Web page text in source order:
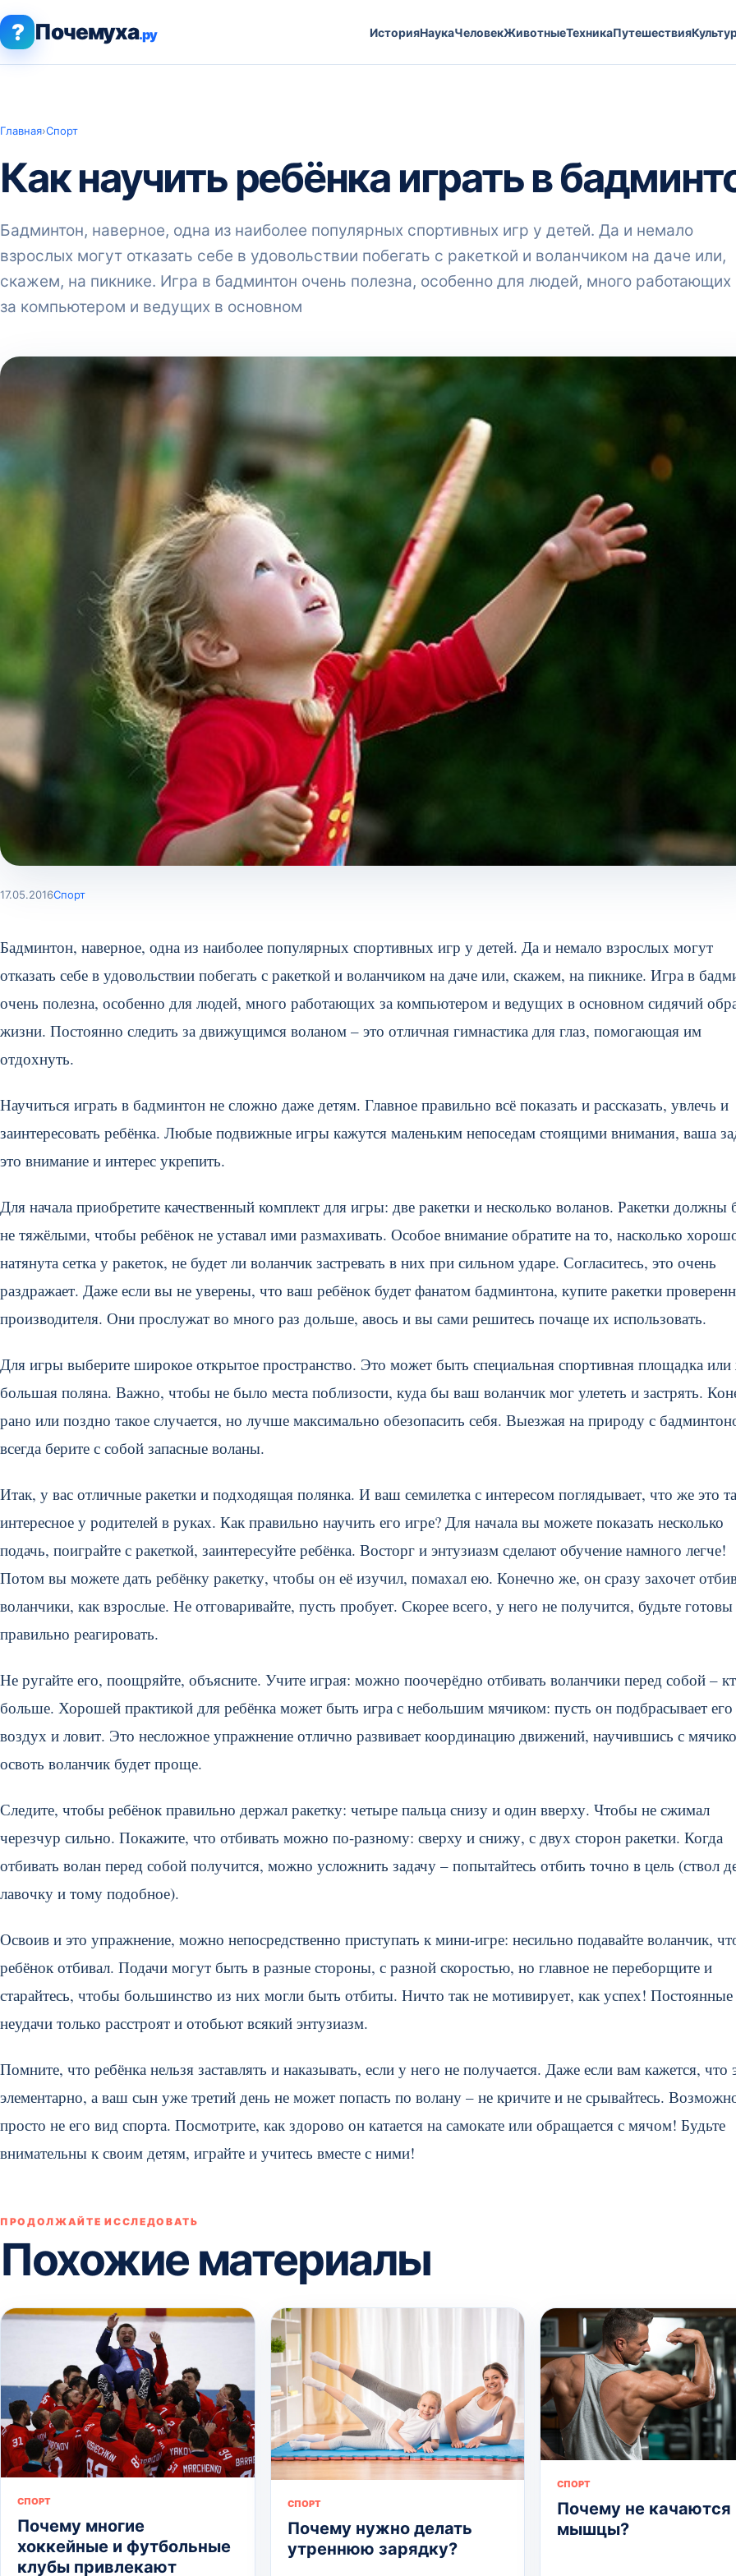
? Почемуха.ру ИсторияНаукаЧеловекЖивотныеТехникаПутешествия
Главная›Спорт
Как научить ребёнка играть в
Бадминтон, наверное, одна из наиболее популярных спортивных игр у детей. Да и немало
взрослых могут отказать себе в удовольствии побегать с ракеткой и воланчиком на даче или,
скажем, на пикнике. Игра в бадминтон очень полезна, особенно для людей, много работающих
за компьютером и ведущих в основном
17.05.2016Спорт
Бадминтон, наверное, одна из наиболее популярных спортивных игр у детей. Да и немало взрослых могут
отказать себе в удовольствии побегать с ракеткой и воланчиком на даче или, скажем, на пикнике. Игра в
очень полезна, особенно для людей, много работающих за компьютером и ведущих в основном сидячий
жизни. Постоянно следить за движущимся воланом – это отличная гимнастика для глаз, помогающая им
отдохнуть.
Научиться играть в бадминтон не сложно даже детям. Главное правильно всё показать и рассказать, увлечь и
заинтересовать ребёнка. Любые подвижные игры кажутся маленьким непоседам стоящими внимания, ваша
это внимание и интерес укрепить.
Для начала приобретите качественный комплект для игры: две ракетки и несколько воланов. Ракетки должны
не тяжёлыми, чтобы ребёнок не уставал ими размахивать. Особое внимание обратите на то, насколько
натянута сетка у ракеток, не будет ли воланчик застревать в них при сильном ударе. Согласитесь, это очень
раздражает. Даже если вы не уверены, что ваш ребёнок будет фанатом бадминтона, купите ракетки
производителя. Они прослужат во много раз дольше, авось и вы сами решитесь почаще их использовать.
Для игры выберите широкое открытое пространство. Это может быть специальная спортивная площадка
большая поляна. Важно, чтобы не было места поблизости, куда бы ваш воланчик мог улететь и застрять.
рано или поздно такое случается, но лучше максимально обезопасить себя. Выезжая на природу с
всегда берите с собой запасные воланы.
Итак, у вас отличные ракетки и подходящая полянка. И ваш семилетка с интересом поглядывает, что же это
интересное у родителей в руках. Как правильно научить его игре? Для начала вы можете показать несколько
подачь, поиграйте с ракеткой, заинтересуйте ребёнка. Восторг и энтузиазм сделают обучение намного легче!
Потом вы можете дать ребёнку ракетку, чтобы он её изучил, помахал ею. Конечно же, он сразу захочет
воланчики, как взрослые. Не отговаривайте, пусть пробует. Скорее всего, у него не получится, будьте готовы
правильно реагировать.
Не ругайте его, поощряйте, объясните. Учите играя: можно поочерёдно отбивать воланчики перед собой –
больше. Хорошей практикой для ребёнка может быть игра с небольшим мячиком: пусть он подбрасывает его
воздух и ловит. Это несложное упражнение отлично развивает координацию движений, научившись с
освоть воланчик будет проще.
Следите, чтобы ребёнок правильно держал ракетку: четыре пальца снизу и один вверху. Чтобы не сжимал
черезчур сильно. Покажите, что отбивать можно по-разному: сверху и снижу, с двух сторон ракетки. Когда
отбивать волан перед собой получится, можно усложнить задачу – попытайтесь отбить точно в цель (ствол
лавочку и тому подобное).
Освоив и это упражнение, можно непосредственно приступать к мини-игре: несильно подавайте воланчик,
ребёнок отбивал. Подачи могут быть в разные стороны, с разной скоростью, но главное не переборщите и
старайтесь, чтобы большинство из них могли быть отбиты. Ничто так не мотивирует, как успех! Постоянные
неудачи только расстроят и отобьют всякий энтузиазм.
Помните, что ребёнка нельзя заставлять и наказывать, если у него не получается. Даже если вам кажется, что
элементарно, а ваш сын уже третий день не может попасть по волану – не кричите и не срывайтесь.
просто не его вид спорта. Посмотрите, как здорово он катается на самокате или обращается с мячом! Будьте
внимательны к своим детям, играйте и учитесь вместе с ними!
ПРОДОЛЖАЙТЕ ИССЛЕДОВАТЬ
Похожие материалы
СПОРТ
Почему многие
хоккейные и футбольные
клубы привлекают
СПОРТ
Почему нужно делать
утреннюю зарядку?
СПОРТ
Почему не качаются
мышцы?